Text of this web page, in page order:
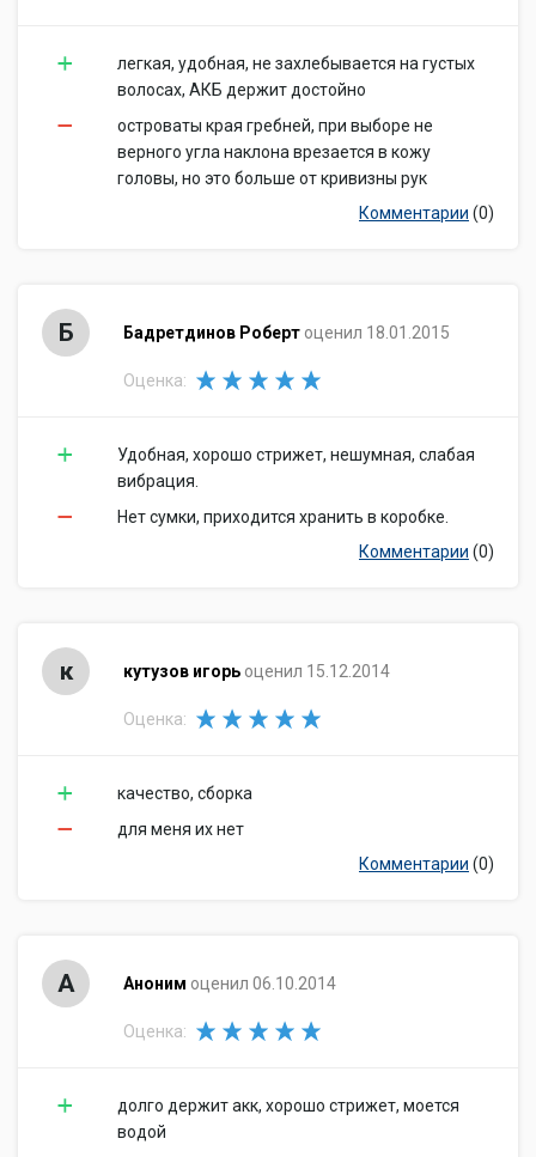
легкая, удобная, не захлебывается на густых
волосах, АКБ держит достойно
островаты края гребней, при выборе не
верного угла наклона врезается в кожу
головы, но это больше от кривизны рук
Комментарии (0)
Б Бадретдинов Роберт оценил 18.01.2015
Оценка:
Удобная, хорошо стрижет, нешумная, слабая
вибрация.
Нет сумки, приходится хранить в коробке.
Комментарии (0)
к кутузов игорь оценил 15.12.2014
Оценка:
качество, сборка
для меня их нет
Комментарии (0)
А Аноним оценил 06.10.2014
Оценка:
долго держит акк, хорошо стрижет, моется
водой